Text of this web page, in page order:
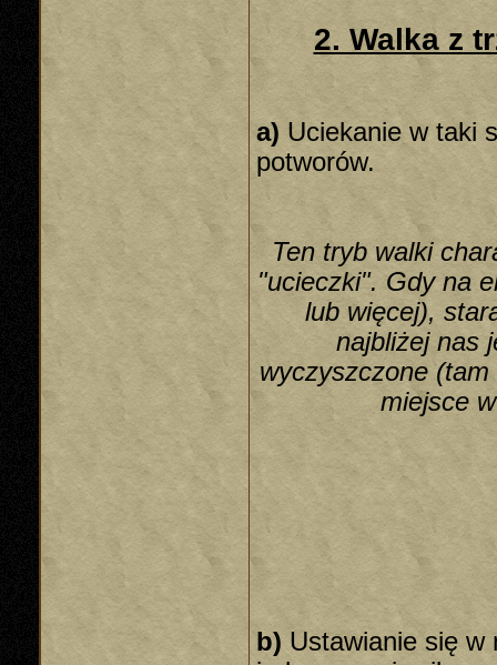
2. Walka z
a) Uciekanie w taki
potworów.
Ten tryb walki
"ucieczki". Gdy na
lub więcej),
najbliżej nas
wyczyszczone
miejsce
b)Ustawianie się w